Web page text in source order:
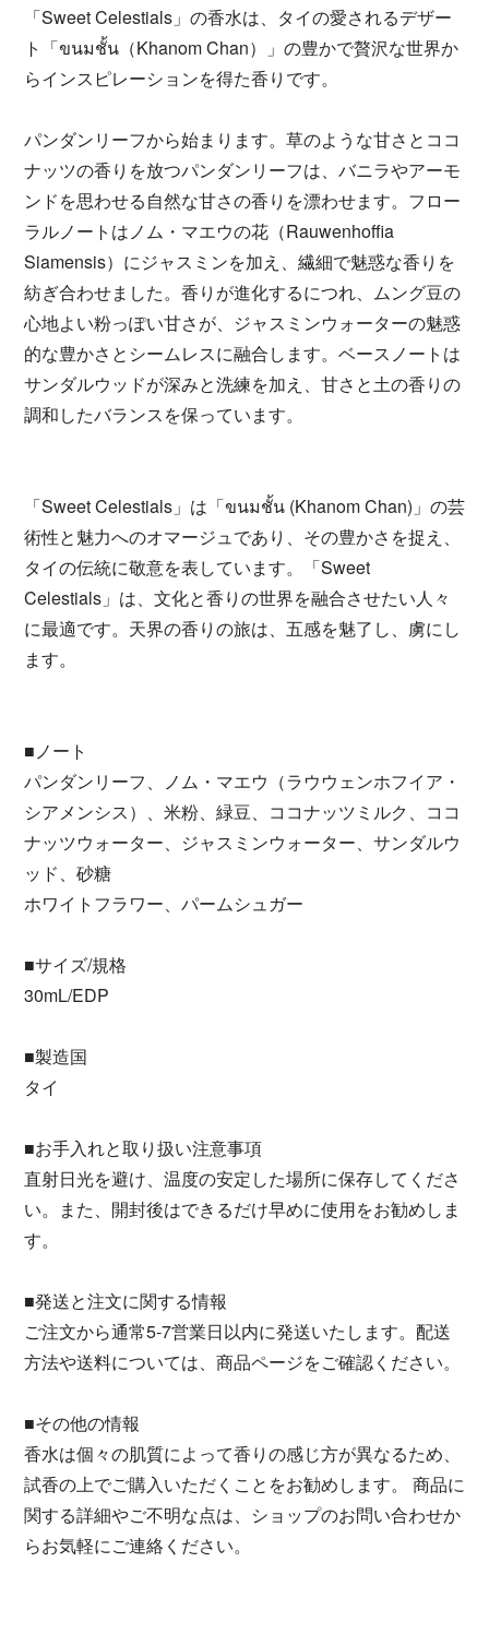
「Sweet Celestials」の香水は、タイの愛されるデザー
ト「ขนมชั้น（Khanom Chan）」の豊かで贅沢な世界か
らインスピレーションを得た香りです。
パンダンリーフから始まります。草のような甘さとココ
ナッツの香りを放つパンダンリーフは、バニラやアーモ
ンドを思わせる自然な甘さの香りを漂わせます。フロー
ラルノートはノム・マエウの花（Rauwenhoffia
Siamensis）にジャスミンを加え、繊細で魅惑な香りを
紡ぎ合わせました。香りが進化するにつれ、ムング豆の
心地よい粉っぽい甘さが、ジャスミンウォーターの魅惑
的な豊かさとシームレスに融合します。ベースノートは
サンダルウッドが深みと洗練を加え、甘さと土の香りの
調和したバランスを保っています。
「Sweet Celestials」は「ขนมชั้น (Khanom Chan)」の芸
術性と魅力へのオマージュであり、その豊かさを捉え、
タイの伝統に敬意を表しています。「Sweet
Celestials」は、文化と香りの世界を融合させたい人々
に最適です。天界の香りの旅は、五感を魅了し、虜にし
ます。
■ノート
パンダンリーフ、ノム・マエウ（ラウウェンホフイア・
シアメンシス）、米粉、緑豆、ココナッツミルク、ココ
ナッツウォーター、ジャスミンウォーター、サンダルウ
ッド、砂糖
ホワイトフラワー、パームシュガー
■サイズ/規格
30mL/EDP
■製造国
タイ
■お手入れと取り扱い注意事項
直射日光を避け、温度の安定した場所に保存してくださ
い。また、開封後はできるだけ早めに使用をお勧めしま
す。
■発送と注文に関する情報
ご注文から通常5-7営業日以内に発送いたします。配送
方法や送料については、商品ページをご確認ください。
■その他の情報
香水は個々の肌質によって香りの感じ方が異なるため、
試香の上でご購入いただくことをお勧めします。 商品に
関する詳細やご不明な点は、ショップのお問い合わせか
らお気軽にご連絡ください。